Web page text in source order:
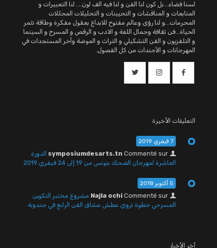
لسنا فضاء...بل كون لنا الفن و لنا فيه الف لون.... لنا التعبيرات و
المتابعات و المناقشات و التحيينات و التحليلات المحللات
المحرمات...و لنا رؤى وعالم مفتوح للابداع بعقول مفكرة وطاقة تثمر
الحياة...فن ثقافة وجمال اللغة و الادب و الرقص و المسرح و السينما
و التلفزيون و الفن التشكيلي و التراث و الموضة وأخر المستجدات في
المهرجانات و الأجندات من كل الفصول.
التعليقات الأخيرة
7 فيفري 2019
symposiumdesarts.tn Commenté sur
الدورة
العاشرة لمهرجان الضحك بتونس من 19 إلى 24 فيفري 2019
5 أكتوبر 2018
Najla ochi Commenté sur
مشروع مختبر التكوين
المسرحي خطوة تروي عطش عشاق الفن الرابع في جندوبة
آخر الأخبار